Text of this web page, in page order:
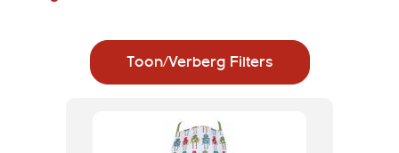
Toon/Verberg Filters